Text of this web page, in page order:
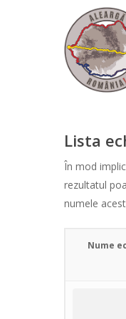
Lista
În mod
rezultatul
numele
Nume